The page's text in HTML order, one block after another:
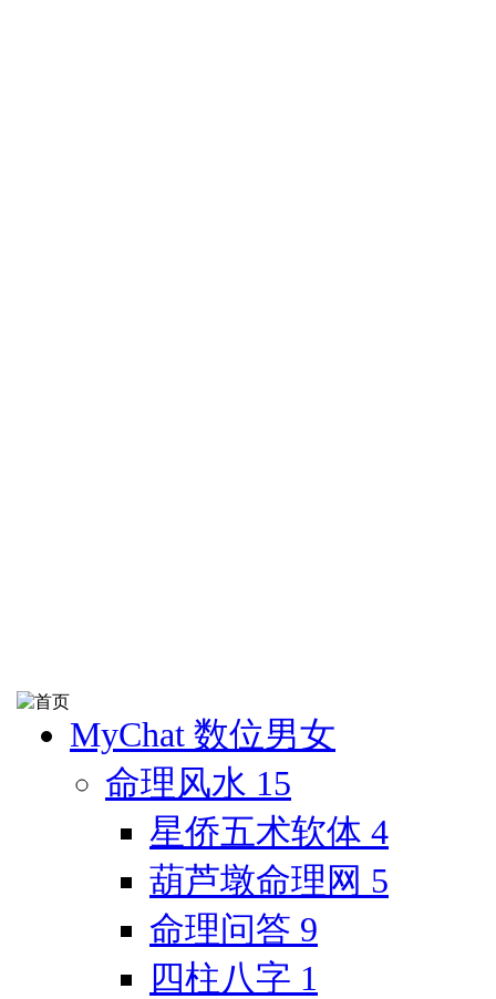
MyChat 数位男女
命理风水 15
星侨五术软体 4
葫芦墩命理网 5
命理问答 9
四柱八字 1